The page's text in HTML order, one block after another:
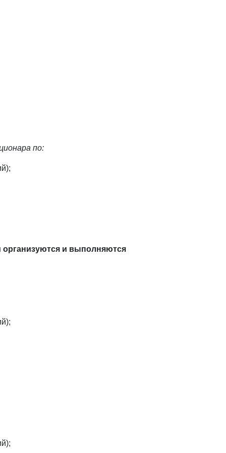
по:
организуются и выполняются